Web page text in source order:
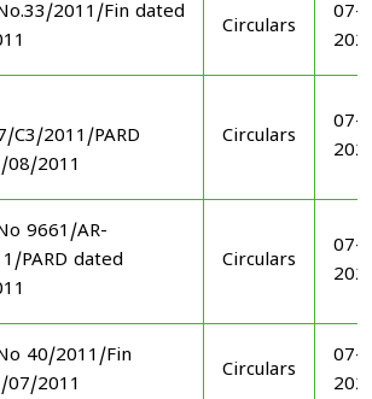
2011/Fin dated
Circulars
07-
C3/2011/PARD
08/2011
Circulars
07-
9661/AR-
PARD dated
Circulars
07-
40/2011/Fin
07/2011
Circulars
07-